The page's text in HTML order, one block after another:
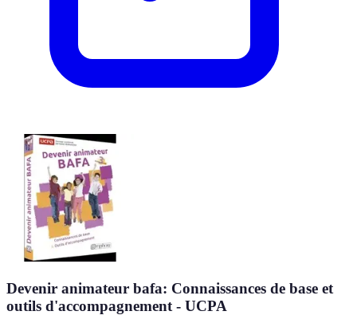
Devenir animateur bafa: Connaissances de base et
outils d'accompagnement - UCPA